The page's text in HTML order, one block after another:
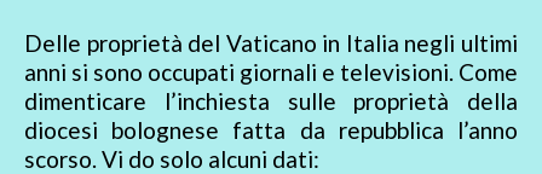
Delle proprietà del Vaticano in Italia negli ultimi
anni si sono occupati giornali e televisioni. Come
dimenticare l’inchiesta sulle proprietà della
diocesi bolognese fatta da repubblica l’anno
scorso. Vi do solo alcuni dati: